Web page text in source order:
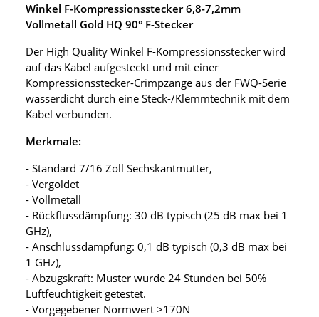
Winkel F-Kompressionsstecker 6,8-7,2mm
Vollmetall Gold HQ 90° F-Stecker
Der High Quality Winkel F-Kompressionsstecker wird
auf das Kabel aufgesteckt und mit einer
Kompressionsstecker-Crimpzange aus der FWQ-Serie
wasserdicht durch eine Steck-/Klemmtechnik mit dem
Kabel verbunden.
Merkmale:
- Standard 7/16 Zoll Sechskantmutter,
- Vergoldet
- Vollmetall
- Rückflussdämpfung: 30 dB typisch (25 dB max bei 1
GHz),
- Anschlussdämpfung: 0,1 dB typisch (0,3 dB max bei
1 GHz),
- Abzugskraft: Muster wurde 24 Stunden bei 50%
Luftfeuchtigkeit getestet.
- Vorgegebener Normwert >170N